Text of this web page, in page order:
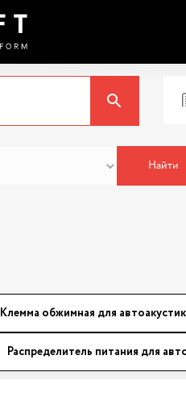
Найти
Клемма обжимная для
Распределитель питания для